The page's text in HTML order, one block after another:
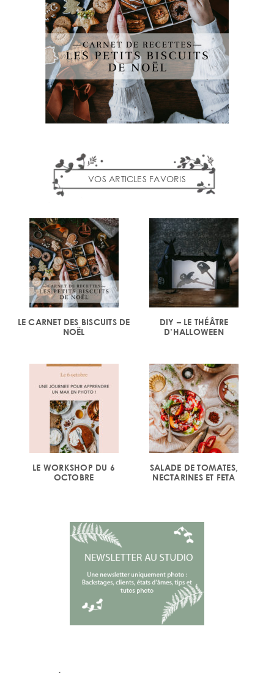
VOS ARTICLES FAVORIS
LE CARNET DES BISCUITS DE
NOËL
DIY – LE THÉÂTRE
D’HALLOWEEN
LE WORKSHOP DU 6
OCTOBRE
SALADE DE TOMATES,
NECTARINES ET FETA